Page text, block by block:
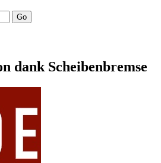
Go
dank Scheibenbremse